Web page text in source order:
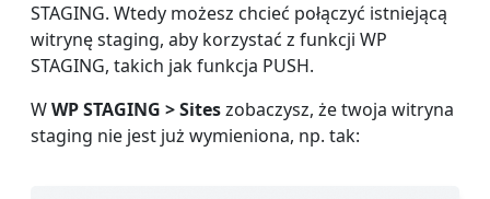
STAGING. Wtedy możesz chcieć połączyć istniejącą
witrynę staging, aby korzystać z funkcji WP
STAGING, takich jak funkcja PUSH.
WWP STAGING > Siteszobaczysz, że twoja witryna
staging nie jest już wymieniona, np. tak: